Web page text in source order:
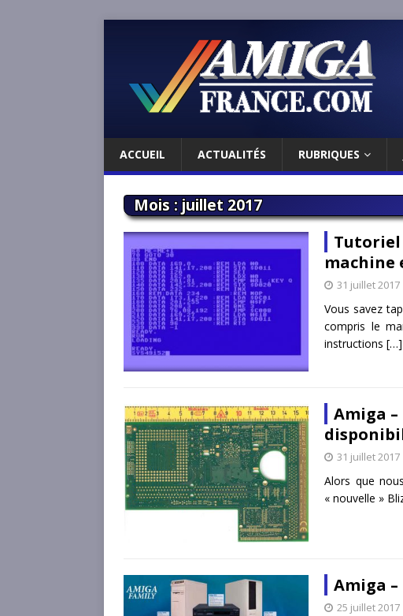
ACCUEIL ACTUALITÉS RUBRIQUES
Mois :juillet 2017
Tutoriel
machine
31 juillet 2017
Vous savez
compris le
instructions […]
Amiga –
31 juillet 2017
Alors que
« nouvelle »
Amiga
25 juillet 2017